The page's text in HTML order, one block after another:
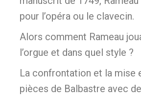
pour l’opéra ou le clavecin.
Alors comment Rameau
l’orgue et dans quel style ?
La confrontation et la mise
pièces de Balbastre avec